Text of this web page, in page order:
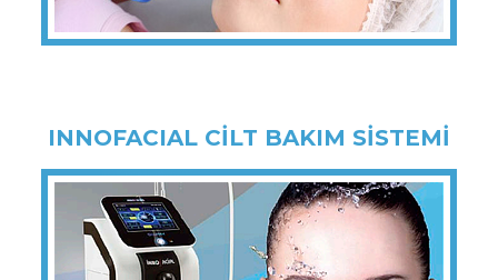
INNOFACIAL CİLT BAKIM SİSTEMİ